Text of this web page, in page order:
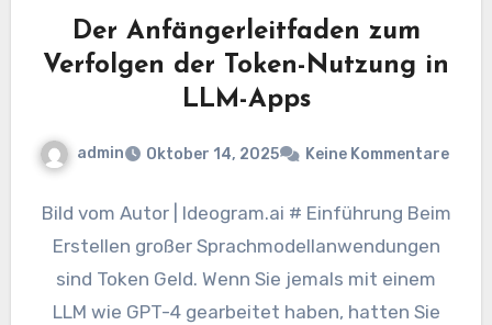
Der Anfängerleitfaden zum
Verfolgen der Token-Nutzung in
LLM-Apps
admin Oktober 14, 2025 Keine Kommentare
Bild vom Autor | Ideogram.ai # Einführung Beim
Erstellen großer Sprachmodellanwendungen
sind Token Geld. Wenn Sie jemals mit einem
LLM wie GPT-4 gearbeitet haben, hatten Sie